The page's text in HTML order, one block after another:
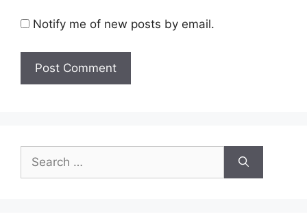
Notify me of new posts by email.
Search
for: